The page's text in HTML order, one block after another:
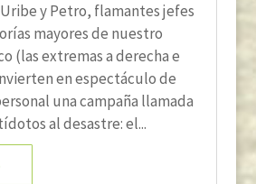
y Petro, flamantes jefes
mayores de nuestro
(las extremas a derecha e
en espectáculo de
una campaña llamada
al desastre: el...